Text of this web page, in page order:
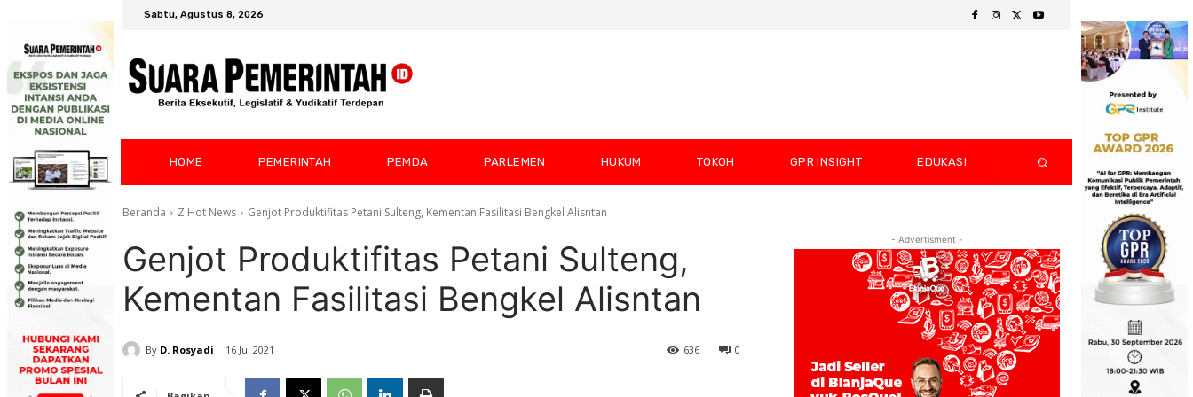
Sabtu, Agustus 8, 2026
HOME PEMERINTAH PEMDA PARLEMEN HUKUM TOKOH GPR INSIGHT EDUKASI
Beranda Z Hot News Genjot Produktifitas Petani Sulteng, Kementan Fasilitasi Bengkel Alisntan
Genjot Produktifitas Petani Sulteng,
Kementan Fasilitasi Bengkel Alisntan
By D. Rosyadi 16 Jul 2021 0
636
- Advertisment -